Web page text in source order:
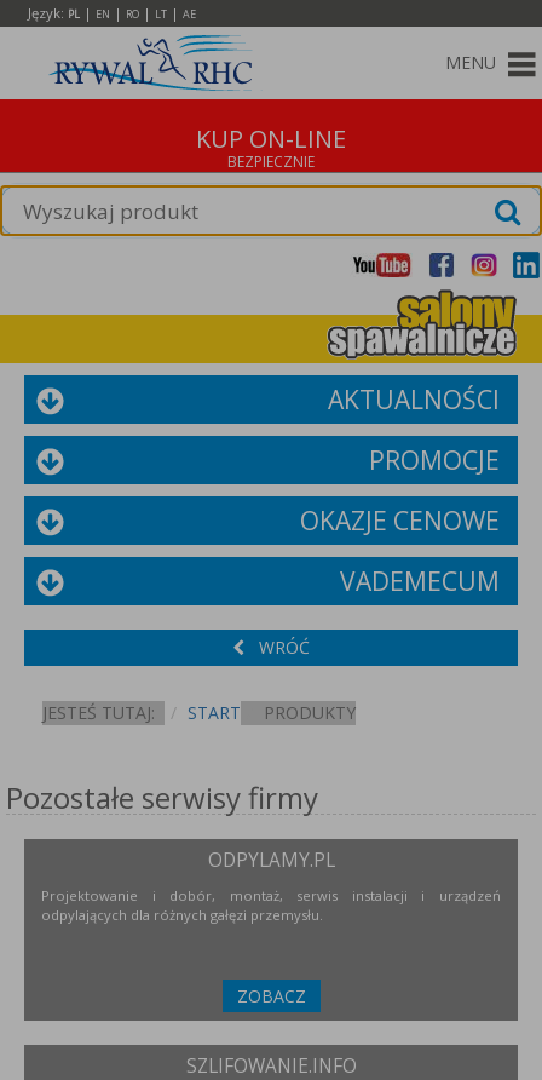
Język: PL | EN | RO | LT | AE
MENU
KUP ON-LINE
AKTUALNOŚCI
PROMOCJE
OKAZJE CENOWE
VADEMECUM
WRÓĆ
JESTEŚ TUTAJ: START PRODUKTY
Pozostałe serwisy firmy
ODPYLAMY.PL
Projektowanie i dobór, montaż, serwis instalacji i urządzeń
odpylających dla różnych gałęzi przemysłu.
ZOBACZ
SZLIFOWANIE.INFO